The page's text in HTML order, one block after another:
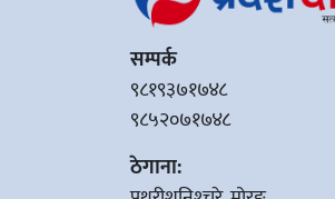
सम्पर्क
९८१९३७१७४८
९८५२०७१७४८
ठेगाना: